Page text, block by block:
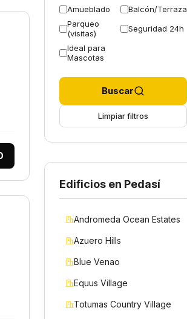
Amueblado
Balcón/Terraza
Parqueo
(visitas)
Seguridad 24h
Ideal para
Mascotas
Buscar
Limpiar filtros
Edificios en Pedasí
Andromeda Ocean Estates
Azuero Hills
Blue Venao
Equus Village
Totumas Country Village